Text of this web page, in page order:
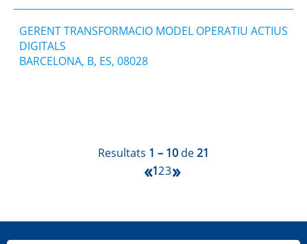
Resultats 1 – 10 de21
«123»
GERENT TRANSFORMACIO MODEL OPERATIU ACTIUS
DIGITALS
BARCELONA, B, ES, 08028